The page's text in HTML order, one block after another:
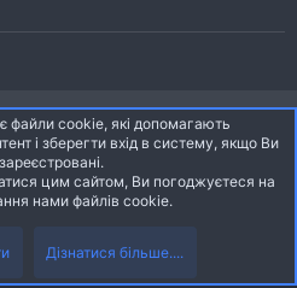
2010-2026 XenForo Ltd.
2010-2022 XenForo Ltd. | dev: Pages
файли cookie, які допомагають
і зберегти вхід в систему, якщо Ви
зареєстровані.
цим сайтом, Ви погоджуєтеся на
нами файлів cookie.
Дізнатися більше....